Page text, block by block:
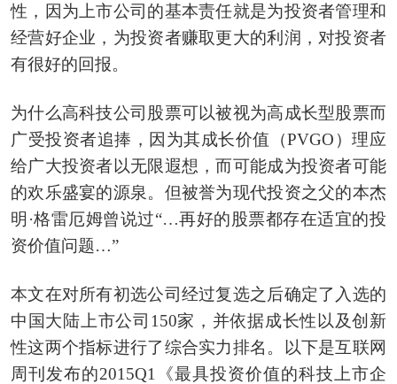
性，因为上市公司的基本责任就是为投资者管理和
经营好企业，为投资者赚取更大的利润，对投资者
有很好的回报。
为什么高科技公司股票可以被视为高成长型股票而
广受投资者追捧，因为其成长价值（PVGO）理应
给广大投资者以无限遐想，而可能成为投资者可能
的欢乐盛宴的源泉。但被誉为现代投资之父的本杰
明·格雷厄姆曾说过“…再好的股票都存在适宜的投
资价值问题…”
本文在对所有初选公司经过复选之后确定了入选的
中国大陆上市公司150家，并依据成长性以及创新
性这两个指标进行了综合实力排名。以下是互联网
周刊发布的2015Q1《最具投资价值的科技上市企